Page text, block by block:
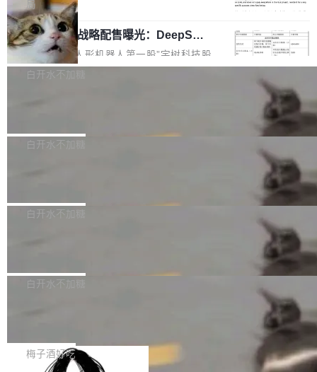
家基线 95.4%。 不是又一个 coding agent 包装
器 Prime Agent 的架构和市面上大多数 coding
agent 有本质区别。大多数 agent harness 的设
计是基于早期模型的能力—...
是项目级别的官方立场，目前由五个团队采纳，
但它可能是主流开源项目中关于 AI 辅助贡献最
细致的一份规则。 政策的核心只有一句话：LLM
可以用来分析、提炼、审阅、建议，但不能用来
不得生成涉及安全性的关键变更，除非作者本身
局
宇树科技 IPO 战略配售曝光：DeepSe
ek 获配 93.3 万股，锁定 36 个月
8月6日晚间，“人形机器人第一股”宇树科技股份
有限公司披露IPO发行价格及战略配售结果，杭
36个月。 公告显示，本次宇树科技战略配售对
员工参与设立的专项资产管理计划。其中，Dee
获配9...
白开水不加糖
Bug fixes and enhancements 修复多次传递同
一个回归问题，该问题导致拉取镜像时会拒绝包
题，该问题可能导致在旧版 Linux 内核...
白开水不加糖
e 孵化器项目管理委员会（IPMC）投票中获得
P）！这一里程碑不仅标志着 Fluss 迈入新的发
白开水不加糖
长期停止内容更新，未能实现其作为“AI版维基百
提交的编辑请求也长期处于待处理状态。 Groki
pedia 于去年底上线，定位为由人工智能生成内
白开水不加糖
是这样的：配 MessageSource 的 Bean、写 R
eloadableResourceBundleMessageSource、
梅子酒好吃